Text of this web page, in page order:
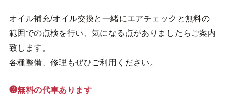
オイル補充/オイル交換と一緒にエアチェックと無料の
範囲での点検を行い、気になる点がありましたらご案内
致します。
各種整備、修理もぜひご利用ください。
❸無料の代車あります